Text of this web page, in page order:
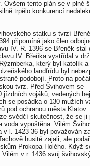
Ovšem tento plán se v plné
trpělo konkurencí
statku s tvrzí
připomíná jako člen
IV. R. 1396 se Břeněk stal
IV. Břeňka vystřídal v
který byl katolík a
landfrídu byl
podobojí. Proto na
tvrz. Před Švihovem se
jízdních vojáků, vedených
se posádka o 130 mužích
pod ochranou města Klatov.
svědčí skutečnost, že se ji
voda vypuštěna. Vilém
l. 1423-36 byl považován
husité zajali, ale
Prokopa Holého. Když
v r. 1436 svůj